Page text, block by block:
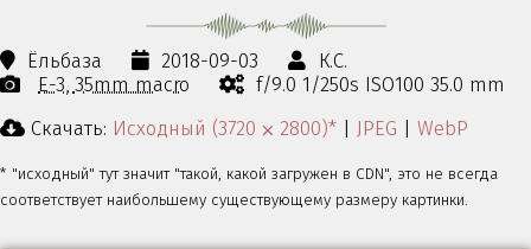
Ёльбаза 2018-09-03
К.С.
E-3 35mm macro
f/9.0 1/250s ISO100 35.0 mm
Скачать: Исходный (3720 ⨉ 2800)* JPEG WebP
* "исходный" тут значит "такой, какой загружен в CDN", это не всегда
соответствует наибольшему существующему размеру картинки.